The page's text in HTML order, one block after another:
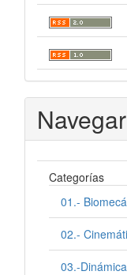
Navegar
Categorías
01.-
02.-
03.-